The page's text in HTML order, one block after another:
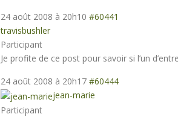
24 août 2008 à 20h10 #60441
travisbushler
Participant
Je profite de ce post pour savoir si l’un
24 août 2008 à 20h17 #60444
jean-marie
Participant